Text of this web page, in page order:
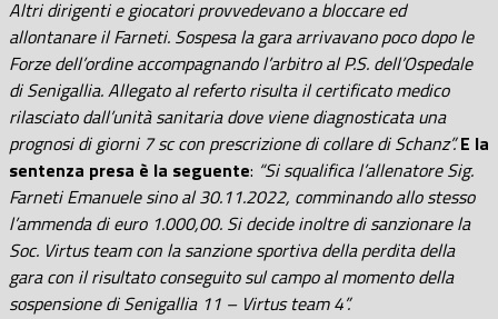
Altri dirigenti e giocatori provvedevano a bloccare ed
allontanare il Farneti. Sospesa la gara arrivavano poco dopo le
Forze dell’ordine accompagnando l’arbitro al P.S. dell’Ospedale
di Senigallia. Allegato al referto risulta il certificato medico
rilasciato dall’unità sanitaria dove viene diagnosticata una
prognosi di giorni 7 sc con prescrizione di collare di Schanz”.E la
sentenza presa è la seguente: “Si squalifica l’allenatore Sig.
Farneti Emanuele sino al 30.11.2022, comminando allo stesso
l’ammenda di euro 1.000,00. Si decide inoltre di sanzionare la
Soc. Virtus team con la sanzione sportiva della perdita della
gara con il risultato conseguito sul campo al momento della
sospensione di Senigallia 11 – Virtus team 4”.